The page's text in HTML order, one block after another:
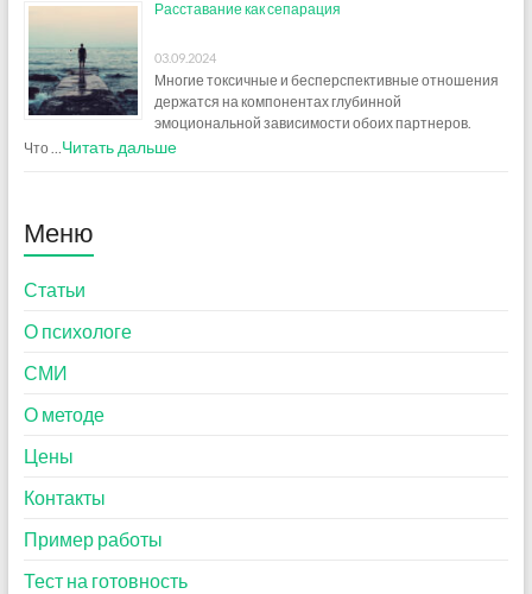
Расставание как сепарация
03.09.2024
Многие токсичные и бесперспективные отношения
держатся на компонентах глубинной
эмоциональной зависимости обоих партнеров.
Что …Читать дальше
Меню
Статьи
О психологе
СМИ
О методе
Цены
Контакты
Пример работы
Тест на готовность